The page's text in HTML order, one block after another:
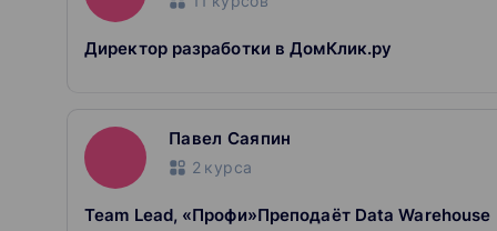
Директор разработки в ДомКлик.ру
Павел Саяпин
2 курса
Team Lead, «Профи»Преподаёт Data Warehouse